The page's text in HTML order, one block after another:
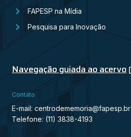
FAPESP na Mídia
Pesquisa para Inovação
Navegação guiada ao acervo
Contato
E-mail: centrodememoria@fapesp.br
Telefone: (11) 3838-4193